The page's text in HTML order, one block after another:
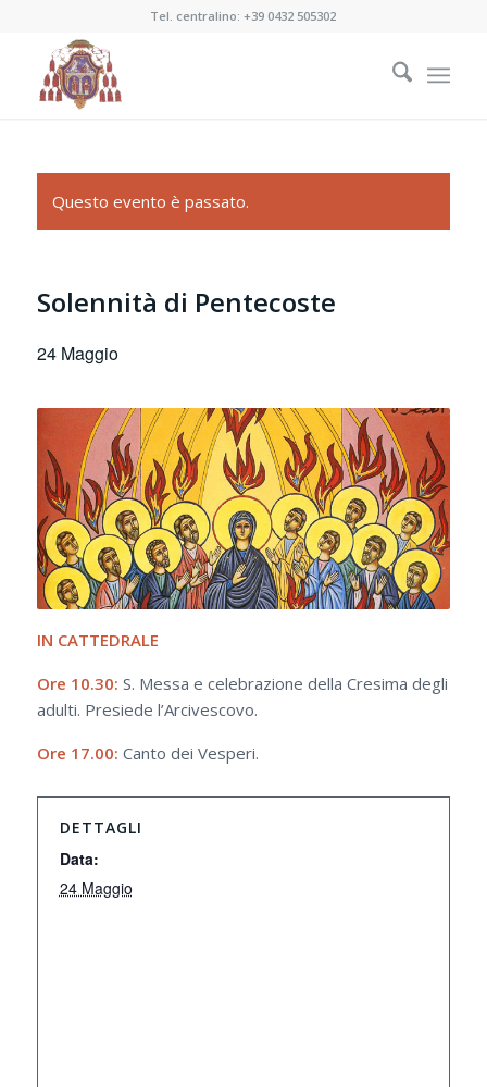
Tel. centralino:+39 0432 505302
Questo evento è passato.
Solennità di Pentecoste
24 Maggio
IN CATTEDRALE
Ore 10.30: S. Messa e celebrazione della Cresima degli
adulti. Presiede l’Arcivescovo.
Ore 17.00: Canto dei Vesperi.
DETTAGLI
Data:
24 Maggio